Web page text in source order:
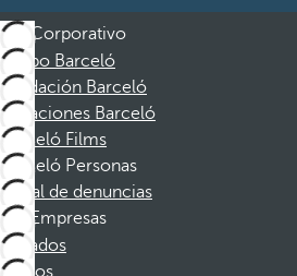
Corporativo
Grupo Barceló
Fundación Barceló
Vacaciones Barceló
Barceló Films
Barceló Personas
Canal de denuncias
Empresas
Afiliados
Socios